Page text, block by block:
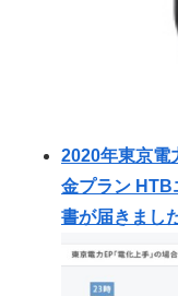
2020年東京電
金プラン HTB
書が届きまし